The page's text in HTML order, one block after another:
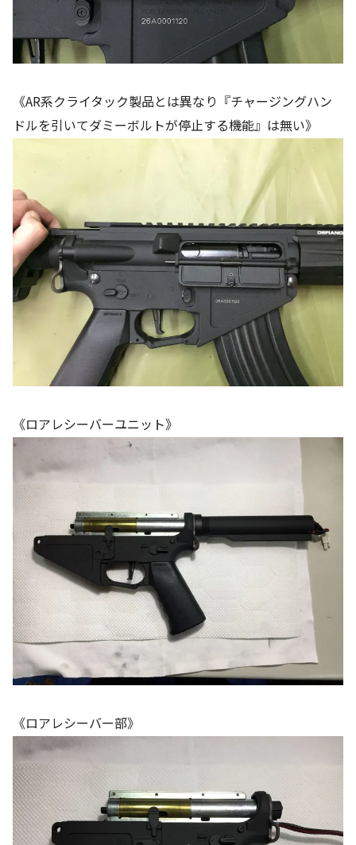
《AR系クライタック製品とは異なり『チャージングハン
ドルを引いてダミーボルトが停止する機能』は無い》
《ロアレシーバーユニット》
《ロアレシーバー部》